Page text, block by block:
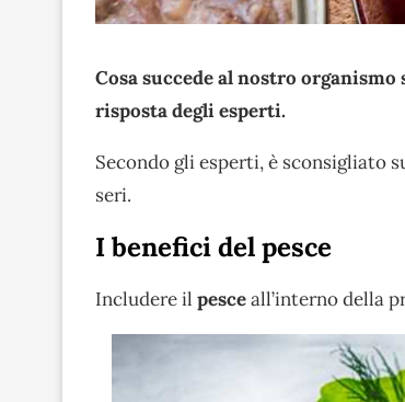
Cosa succede al nostro
risposta degli esperti.
Secondo gli esperti, è sconsigliato
seri.
I benefici del pesce
Includere il pesceall’interno della